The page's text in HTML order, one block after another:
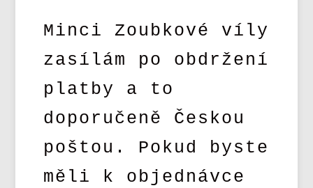
Minci Zoubkové víly
zasílám po obdržení
platby a to
doporučeně Českou
poštou. Pokud byste
měli k objednávce